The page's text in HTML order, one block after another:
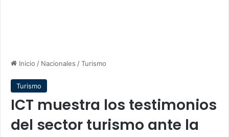
Inicio / Nacionales /Turismo
Turismo
ICT muestra los testimonios
del sector turismo ante la